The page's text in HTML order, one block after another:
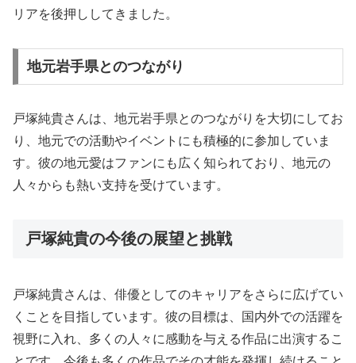
リアを後押ししてきました。
地元岩手県とのつながり
戸塚純貴さんは、地元岩手県とのつながりを大切にしてお
り、地元での活動やイベントにも積極的に参加していま
す。彼の地元愛はファンにも広く知られており、地元の
人々からも熱い支持を受けています。
戸塚純貴の今後の展望と挑戦
戸塚純貴さんは、俳優としてのキャリアをさらに広げてい
くことを目指しています。彼の目標は、国内外での活躍を
視野に入れ、多くの人々に感動を与える作品に出演するこ